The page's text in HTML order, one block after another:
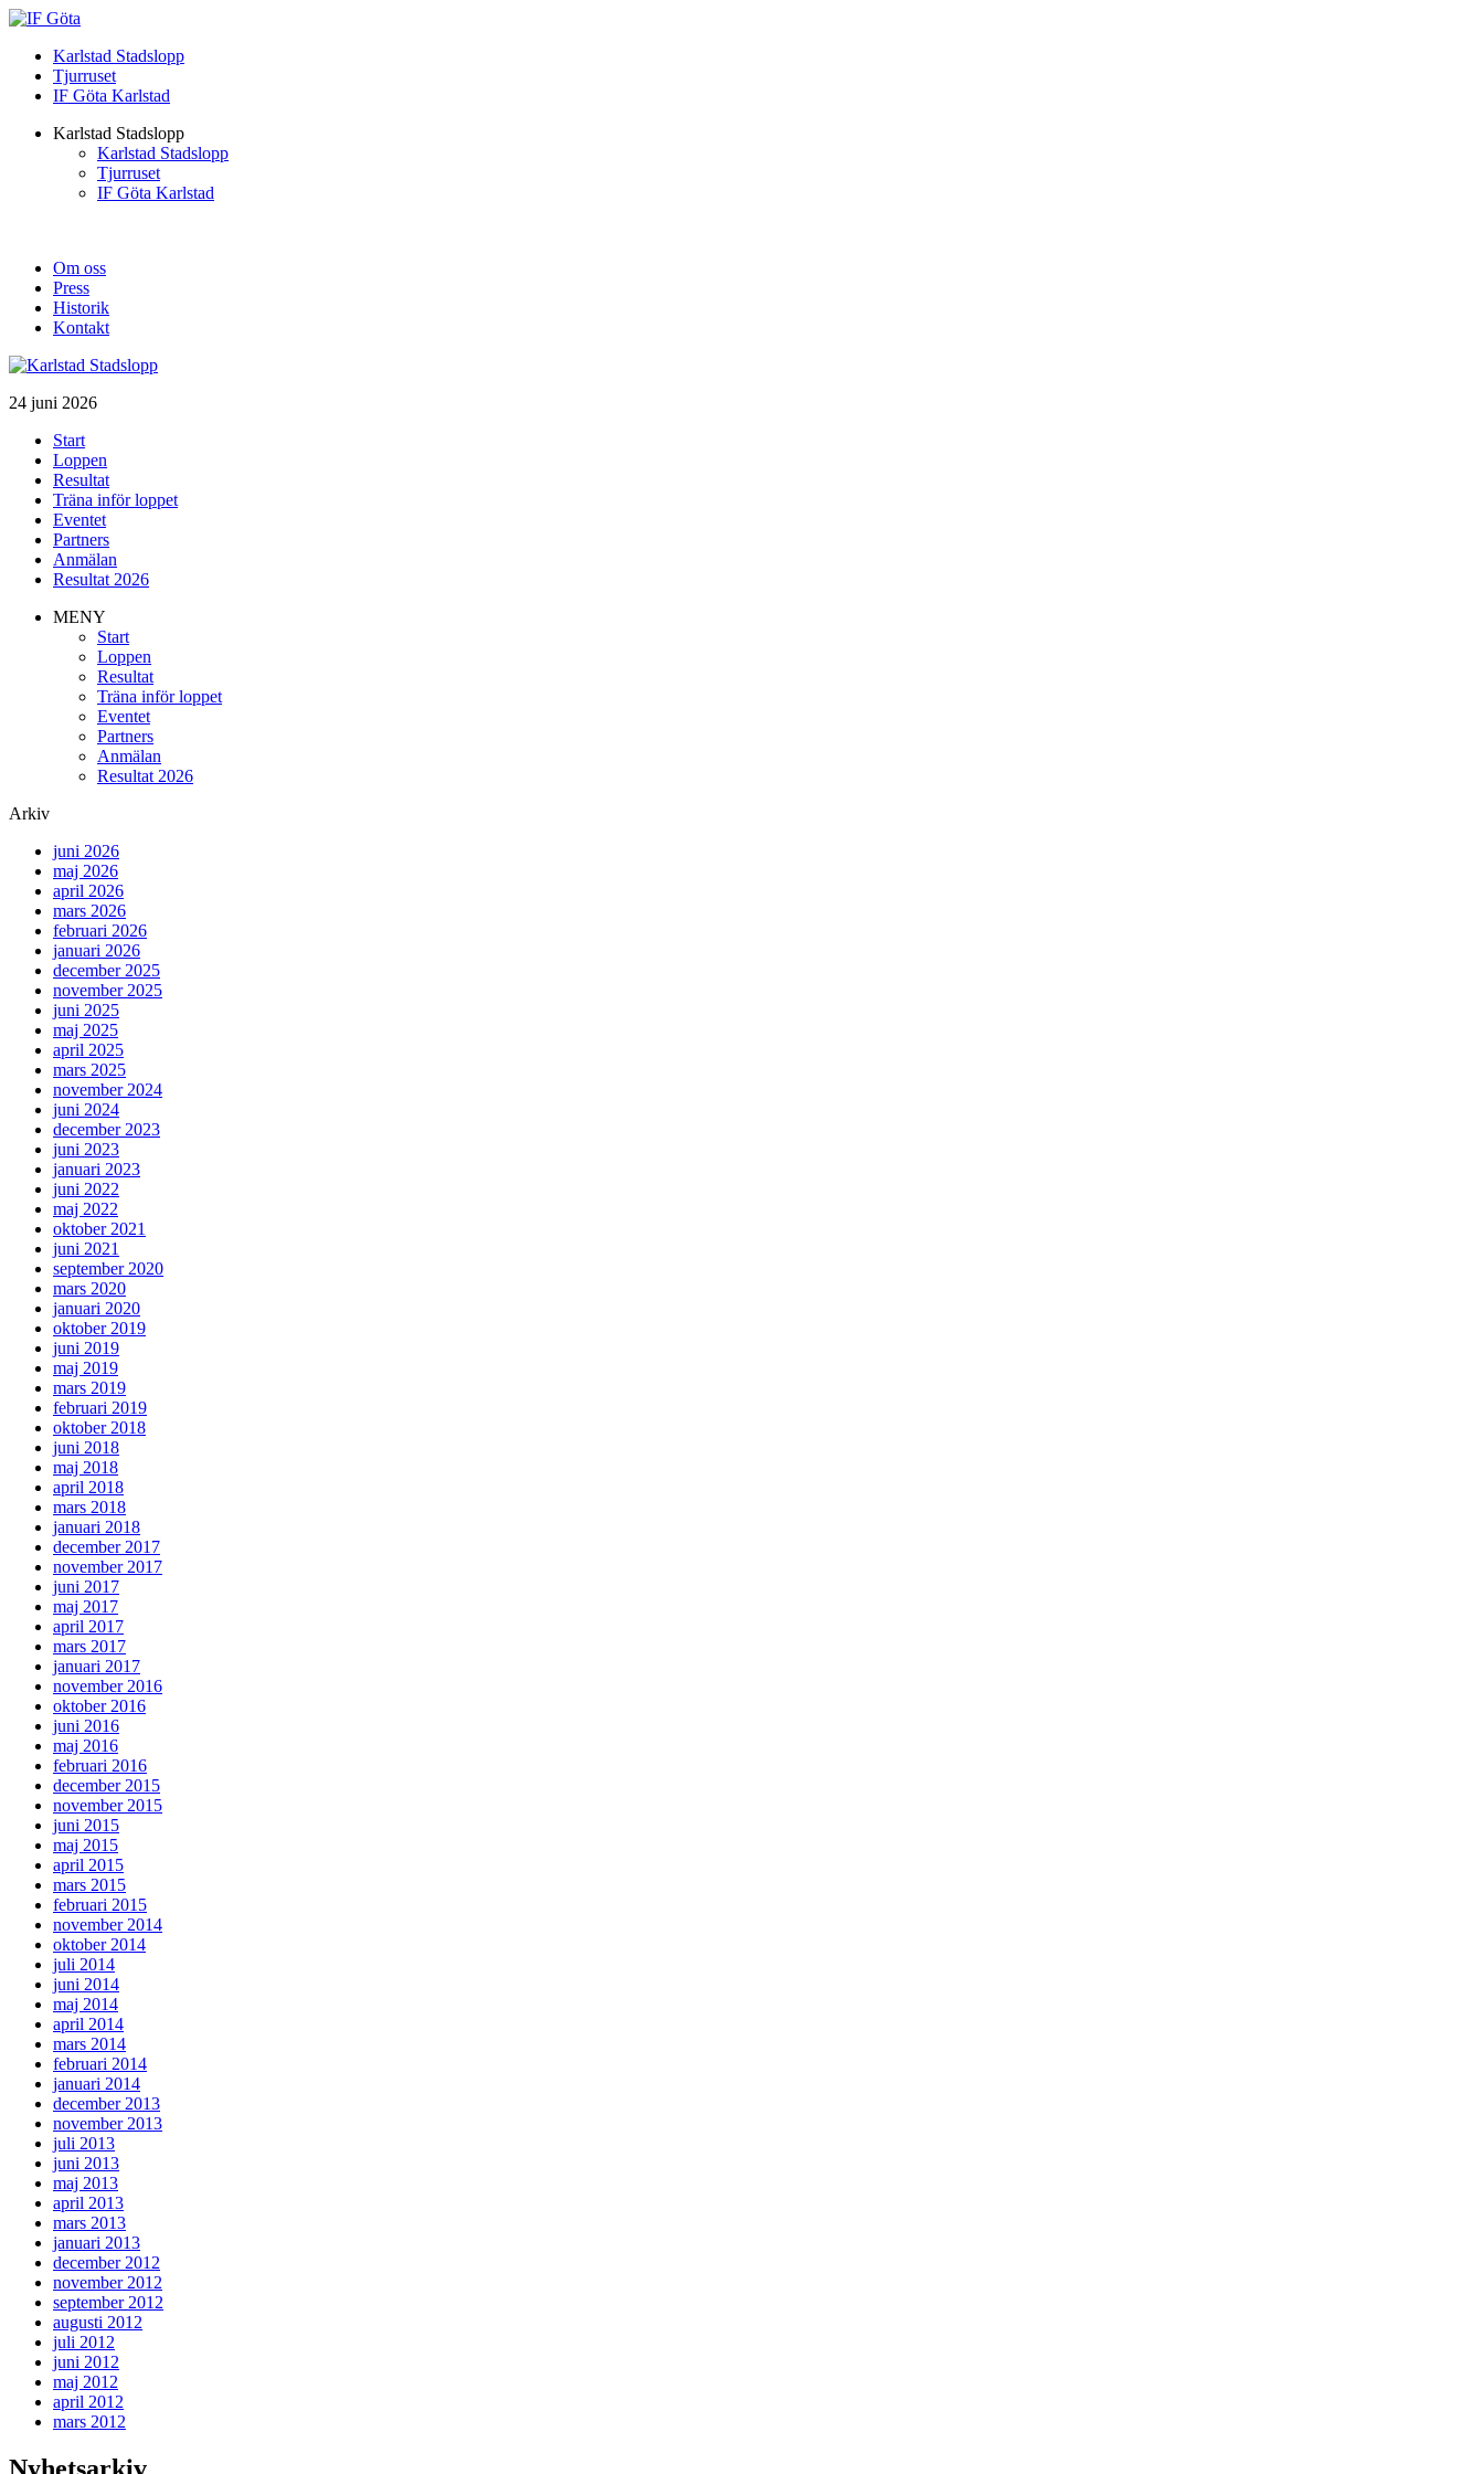
Karlstad Stadslopp
Tjurruset
IF Göta Karlstad
Karlstad Stadslopp
Karlstad Stadslopp
Tjurruset
IF Göta Karlstad
Om oss
Press
Historik
Kontakt
24 juni 2026
Start
Loppen
Resultat
Träna inför loppet
Eventet
Partners
Anmälan
Resultat 2026
MENY
Start
Loppen
Resultat
Träna inför loppet
Eventet
Partners
Anmälan
Resultat 2026
Arkiv
juni 2026
maj 2026
april 2026
mars 2026
februari 2026
januari 2026
december 2025
november 2025
juni 2025
maj 2025
april 2025
mars 2025
november 2024
juni 2024
december 2023
juni 2023
januari 2023
juni 2022
maj 2022
oktober 2021
juni 2021
september 2020
mars 2020
januari 2020
oktober 2019
juni 2019
maj 2019
mars 2019
februari 2019
oktober 2018
juni 2018
maj 2018
april 2018
mars 2018
januari 2018
december 2017
november 2017
juni 2017
maj 2017
april 2017
mars 2017
januari 2017
november 2016
oktober 2016
juni 2016
maj 2016
februari 2016
december 2015
november 2015
juni 2015
maj 2015
april 2015
mars 2015
februari 2015
november 2014
oktober 2014
juli 2014
juni 2014
maj 2014
april 2014
mars 2014
februari 2014
januari 2014
december 2013
november 2013
juli 2013
juni 2013
maj 2013
april 2013
mars 2013
januari 2013
december 2012
november 2012
september 2012
augusti 2012
juli 2012
juni 2012
maj 2012
april 2012
mars 2012